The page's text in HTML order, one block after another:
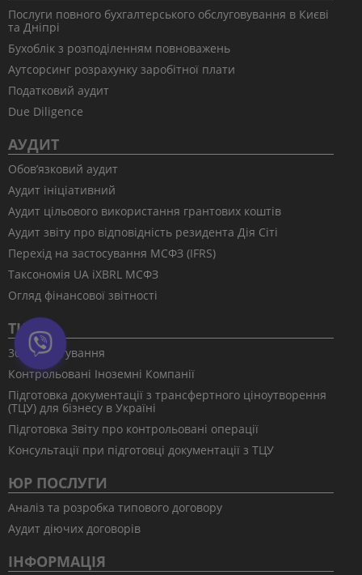
Послуги повного бухгалтерського обслуговування в Києві
та Дніпрі
Бухоблік з розподіленням повноважень
Аутсорсинг розрахунку заробітної плати
Податковий аудит
Due Diligence
АУДИТ
Обов’язковий аудит
Аудит ініціативний
Аудит цільового використання грантових коштів
Аудит звіту про відповідність резидента Дія Сіті
Перехід на застосування МСФЗ (IFRS)
Таксономія UA іXBRL МСФЗ
Огляд фінансової звітності
ТЦУ
30% коригування
Контрольовані Іноземні Компанії
Підготовка документації з трансфертного ціноутворення
(ТЦУ) для бізнесу в Україні
Підготовка Звіту про контрольовані операції
Консультації при підготовці документації з ТЦУ
ЮР ПОСЛУГИ
Аналіз та розробка типового договору
Аудит діючих договорів
ІНФОРМАЦІЯ